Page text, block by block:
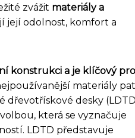
zvážit materiály a
její odolnost, komfort a
konstrukci a je klíčový pro
materiály
dřevotřískové desky
která se vyznačuje
LDTD představuje